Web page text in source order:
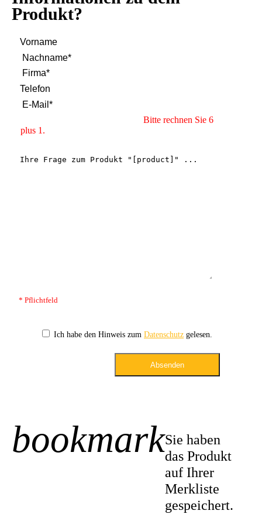
Produkt?
Bitte rechnen Sie 6
plus 1.
* Pflichtfeld
Ich habe den Hinweis zum Datenschutz gelesen.
Absenden
bookmarkSie haben
das Produkt
auf Ihrer
Merkliste
gespeichert.